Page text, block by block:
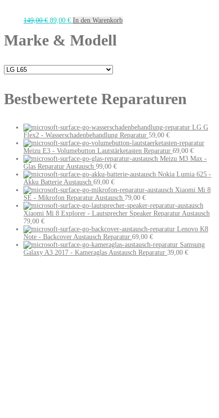
149,00€ 89,00 € In den Warenkorb
Marke & Modell
Bestbewertete Reparaturen
LG G
Flex2 - Wasserschadenbehandlung Reparatur 59,00 €
Meizu E3 - Volumebutton Lautstärketasten Reparatur 69,00 €
Meizu M3 Max -
Glas Reparatur Austausch 99,00 €
Nokia Lumia 625 -
Akku Batterie Austausch 69,00 €
Xiaomi Mi 8
SE - Mikrofon Reparatur Austausch 79,00 €
Xiaomi Mi 8 Explorer - Lautsprecher Speaker Reparatur Austausch
79,00 €
Lenovo K8
Note - Backcover Austausch Reparatur 69,00 €
Samsung
Galaxy A3 2017 - Kameraglas Austausch Reparatur 39,00 €